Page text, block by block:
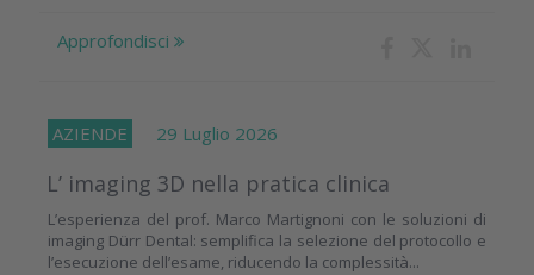
Approfondisci
AZIENDE 29 Luglio 2026
L’ imaging 3D nella pratica clinica
L’esperienza del prof. Marco Martignoni con le soluzioni di
imaging Dürr Dental: semplifica la selezione del protocollo e
l’esecuzione dell’esame, riducendo la complessità...